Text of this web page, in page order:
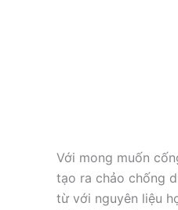
Với mong muốn
tạo ra chảo chống
từ với nguyên liệu